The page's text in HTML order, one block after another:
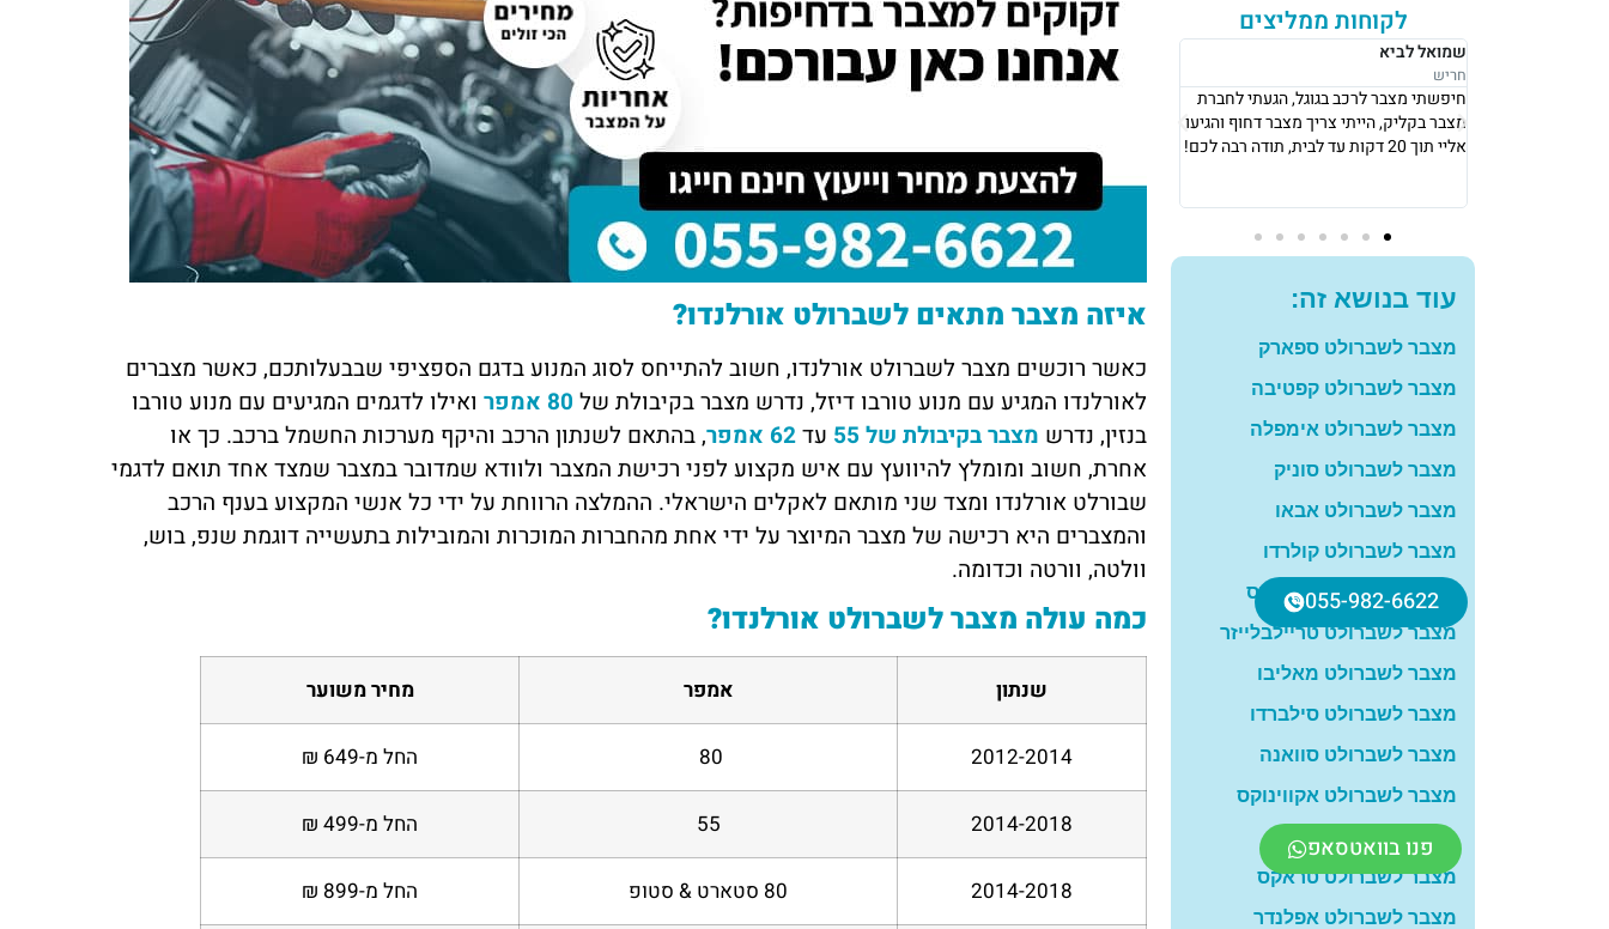
לקוחות ממליצים
רבקה לוי
נתניה
אני גרה בנתניה, אני פשוט הייתי חייבת
מצבר כדי לצאת לעבודה ב8 בבוקר, הגיעו
אליי תוך 10 דקות והחליפו לי מצבר עם
אושר סעדיה
את מצבר בקליק הכרתי דרך חבר טוב, הם
שיש, תודה רבה לכם על העזרה, שמח
להמליץ עליכם גם לאנשים אחרים.
דנה מזרחי
תל אביב
השירות של מצבר בקליק פשוט מדהים!
נתקעתי עם רכב שלא מתניע, ותוך פחות
משעה הגיעו עד אליי עם מצבר חדש. גם
המחיר היה הוגן וגם השירות היה מקצועי.
ממליצה בחום
חיפה
אין מילים! השירות של מצבר בקליק היה
מצוין. הזמנתי מצבר עד הבית, והבחור
שהגיע היה אדיב, מהיר ומקצועי. בלי ספק
אפנה אליהם שוב אם אצטרך
מורן לוי
ראשון לציון
שירות שלא רואים כל יום! המצבר שלי
שבק חיים באמצע היום, ותוך פחות
כבר הייתי שוב על הכביש. תודה למצבר
בקליק על השירות הנהדר
עוד בנושא זה:
מצבר לשברולט ספארק
מצבר לשברולט קפטיבה
מצבר לשברולט אימפלה
מצבר לשברולט סוניק
מצבר לשברולט אבאו
מצבר לשברולט קולרדו
מצבר לשברולט טראוורס
מצבר לשברולט טריילבלייזר
מצבר לשברולט מאליבו
מצבר לשברולט סילברדו
מצבר לשברולט סוואנה
מצבר לשברולט אקווינוקס
מצבר לשברולט קרוז
מצבר לשברולט טראקס
מצבר לשברולט אפלנדר
איזה מצבר מתאים לשברולט אורלנדו?
כאשר רוכשים מצבר לשברולט אורלנדו, חשוב להתייחס לסוג המנוע בדגם הספציפי שבבעלותכם, כאשר מצברים
לאורלנדו המגיע עם מנוע טורבו דיזל, נדרש מצבר בקיבולת של 80 אמפר
ואילו לדגמים המגיעים עם מנוע טורבו
בנזין, נדרש מצבר בקיבולת של 55 עד62 אמפר
, בהתאם לשנתון הרכב והיקף מערכות החשמל ברכב. כך או
אחרת, חשוב ומומלץ להיוועץ עם איש מקצוע לפני רכישת המצבר ולוודא שמדובר במצבר שמצד אחד תואם לדגמי
שבורלט אורלנדו ומצד שני מותאם לאקלים הישראלי. ההמלצה הרווחת על ידי כל אנשי המקצוע בענף הרכב
והמצברים היא רכישה של מצבר המיוצר על ידי אחת מהחברות המוכרות והמובילות בתעשייה דוגמת שנפ, בוש,
וולטה, וורטה וכדומה.
כמה עולה מצבר לשברולט אורלנדו?
שנתון אמפר מחיר משוער
2012-2014
80 החל מ-649 ₪
2014-2018
55 החל מ-499 ₪
2014-2018 80 סטארט & סטופ החל מ-899 ₪
055-982-6622
פנו בוואטסאפ